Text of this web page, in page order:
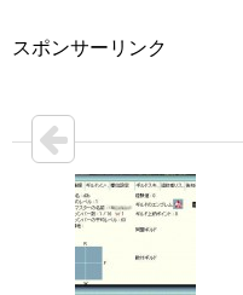
スポンサーリンク